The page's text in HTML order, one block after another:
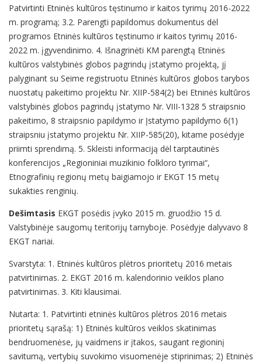
Patvirtinti Etninės kultūros tęstinumo ir kaitos tyrimų 2016-2022
m. programą; 3.2. Parengti papildomus dokumentus dėl
programos Etninės kultūros tęstinumo ir kaitos tyrimų 2016-
2022 m. įgyvendinimo. 4. Išnagrinėti KM parengtą Etninės
kultūros valstybinės globos pagrindų įstatymo projektą, jį
palyginant su Seime registruotu Etninės kultūros globos tarybos
nuostatų pakeitimo projektu Nr. XIIP-584(2) bei Etninės kultūros
valstybinės globos pagrindų įstatymo Nr. VIII-1328 5 straipsnio
pakeitimo, 8 straipsnio papildymo ir Įstatymo papildymo 6(1)
straipsniu įstatymo projektu Nr. XIIP-585(20), kitame posėdyje
priimti sprendimą. 5. Skleisti informaciją dėl tarptautinės
konferencijos „Regioniniai muzikinio folkloro tyrimai“,
Etnografinių regionų metų baigiamojo ir EKGT 15 metų
sukakties renginių.
Dešimtasis EKGT posėdis įvyko 2015 m. gruodžio 15 d.
Valstybinėje saugomų teritorijų tarnyboje. Posėdyje dalyvavo 8
EKGT nariai.
Svarstyta: 1. Etninės kultūros plėtros prioritetų 2016 metais
patvirtinimas. 2. EKGT 2016 m. kalendorinio veiklos plano
patvirtinimas. 3. Kiti klausimai.
Nutarta: 1. Patvirtinti etninės kultūros plėtros 2016 metais
prioritetų sąrašą: 1) Etninės kultūros veiklos skatinimas
bendruomenėse, jų vaidmens ir įtakos, saugant regioninį
savitumą, vertybių suvokimo visuomenėje stiprinimas; 2) Etninės